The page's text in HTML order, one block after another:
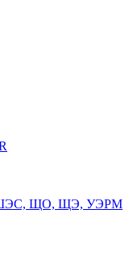
ШЭС, ЩО, ЩЭ, УЭРМ